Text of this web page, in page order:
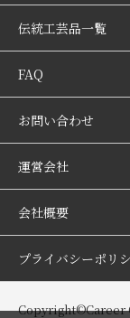
伝統工芸品一覧
FAQ
お問い合わせ
運営会社
会社概要
プライバシーポリ
Copyright©Career